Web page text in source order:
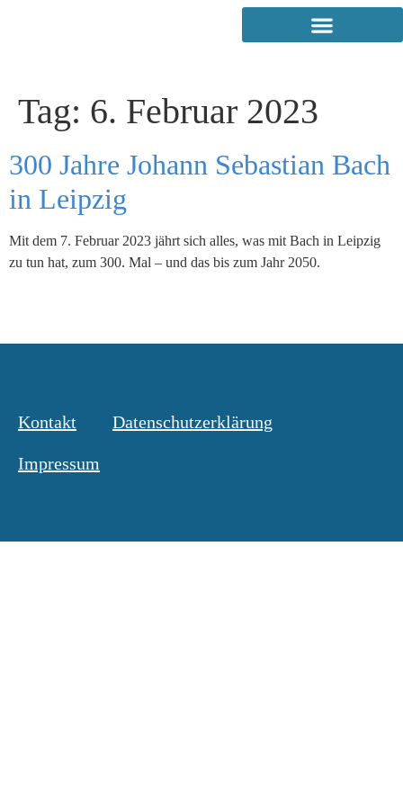
Tag: 6. Februar 2023
300 Jahre Johann Sebastian Bach
in Leipzig
Mit dem 7. Februar 2023 jährt sich alles, was mit Bach in Leipzig
zu tun hat, zum 300. Mal – und das bis zum Jahr 2050.
Kontakt Datenschutzerklärung
Impressum